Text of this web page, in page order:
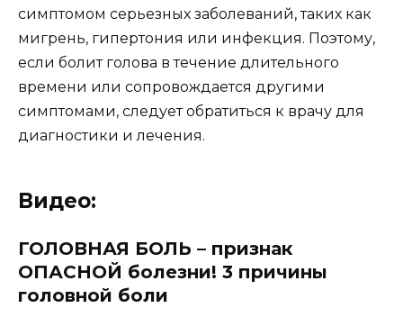
симптомом серьезных заболеваний, таких как
мигрень, гипертония или инфекция. Поэтому,
если болит голова в течение длительного
времени или сопровождается другими
симптомами, следует обратиться к врачу для
диагностики и лечения.
Видео:
ГОЛОВНАЯ БОЛЬ – признак
ОПАСНОЙ болезни! 3 причины
головной боли